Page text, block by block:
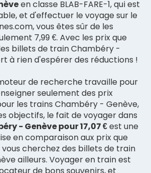
en classe BLAB-FARE-1, qui est
et d'effectuer le voyage sur le
vous êtes sûr de les
7,99 €. Avec les prix que
billets de train Chambéry -
à rien d'espérer des réductions !
de recherche travaille pour
seulement des prix
les trains Chambéry - Genève,
objectifs, le fait de voyager dans
- Genève pour 17,07 €est une
en comparaison aux prix que
cherchez des billets de train
ailleurs. Voyager en train est